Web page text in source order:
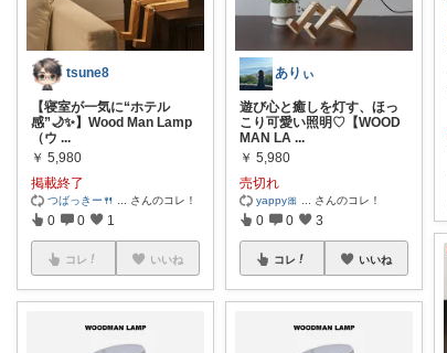
tsune8
【寝室が一気に“ホテル
感”🌙✨】Wood Man Lamp
（ウ ...
￥ 5,980
掲載終了
つばっきー🍴 さんのコレ！
0 0 1
コレ いいね
ありぃ
遊び心と癒しを灯す、ほっ
こり可愛い照明♡【WOOD
MAN LA ...
￥ 5,980
売切れ
yappy🎀 さんのコレ！
0 0 3
コレ いいね